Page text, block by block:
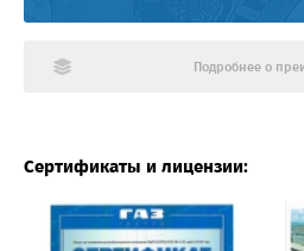
Подробнее о
Сертификаты и лицензии: